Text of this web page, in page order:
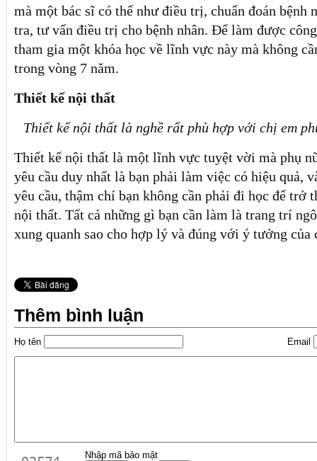
mà một bác sĩ có thể như điều trị, chuẩn đoán bệnh
tra, tư vấn điều trị cho bệnh nhân. Để làm được
tham gia một khóa học về lĩnh vực này mà không
trong vòng 7 năm.
Thiết kế nội thất
Thiết kế nội thất là nghề rất phù hợp với chị em
Thiết kế nội thất là một lĩnh vực tuyệt vời mà phụ
yêu cầu duy nhất là bạn phải làm việc có hiệu quả,
yêu cầu, thậm chí bạn không cần phải đi học để trở
nội thất. Tất cả những gì bạn cần làm là trang trí
xung quanh sao cho hợp lý và đúng với ý tưởng của
Thêm bình luận
Họ tên Email
Nhập mã bảo mật